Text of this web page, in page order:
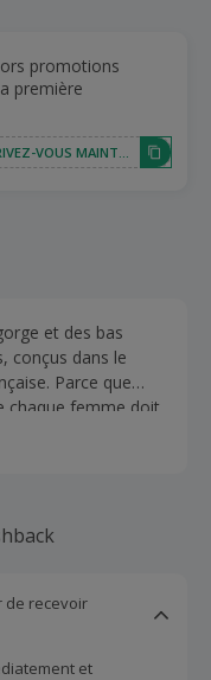
promotions
première
et des bas
conçus dans le
Parce que
chaque femme doit
casser sa tirelire !
de lingerie
pour les mecs qui
de recevoir
et